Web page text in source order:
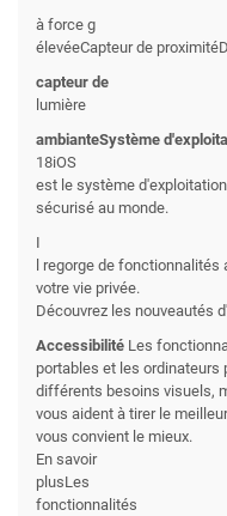
à force g
élevéeCapteur de
capteur de
lumière
ambianteSystème
18iOS
est le système
sécurisé au monde.
I
l regorge de
votre vie privée.
Découvrez les nouveautés
Accessibilité Les
portables et les ordinateurs
différents besoins visuels,
vous aident à tirer le
vous convient le mieux.
En savoir
plusLes
fonctionnalités